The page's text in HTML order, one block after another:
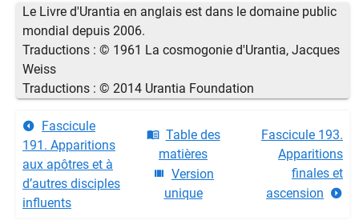
Le Livre d'Urantia en anglais est dans le domaine public
mondial depuis 2006.
Traductions : © 1961 La cosmogonie d'Urantia, Jacques
Weiss
Traductions : © 2014 Urantia Foundation
Fascicule
191. Apparitions
aux apôtres et à
d’autres disciples
influents
Table des
matières
Version
unique
Fascicule 193.
Apparitions
finales et
ascension